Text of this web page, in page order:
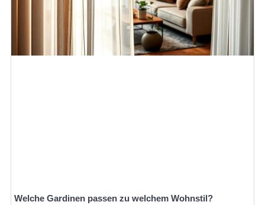
Welche Gardinen passen zu welchem Wohnstil?